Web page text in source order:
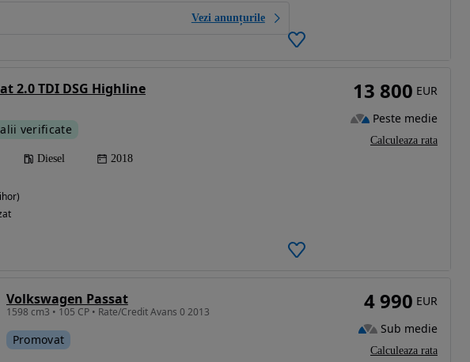
Vezi anunțurile
2.0 TDI DSG Highline
verificate
Diesel 2018
13 800 EUR
Peste medie
Calculeaza rata
Volkswagen Passat
1598 cm3 • 105 CP • Rate/Credit Avans 0 2013
Promovat
4 990 EUR
Sub medie
Calculeaza rata